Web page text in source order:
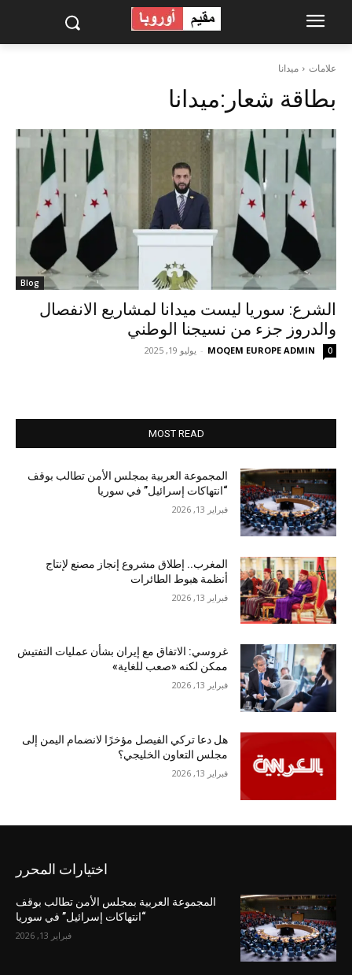
علامات ميدانا
بطاقة شعار:ميدانا
Blog
الشرع: سوريا ليست ميدانا لمشاريع الانفصال
والدروز جزء من نسيجنا الوطني
MOQEM EUROPE ADMIN
- يوليو 19, 2025 0
MOST READ
المجموعة العربية بمجلس الأمن تطالب بوقف
“انتهاكات إسرائيل” في سوريا
فبراير 13, 2026
المغرب.. إطلاق مشروع إنجاز مصنع لإنتاج
أنظمة هبوط الطائرات
فبراير 13, 2026
غروسي: الاتفاق مع إيران بشأن عمليات التفتيش
ممكن لكنه «صعب للغاية»
فبراير 13, 2026
هل دعا تركي الفيصل مؤخرًا لانضمام اليمن إلى
مجلس التعاون الخليجي؟
فبراير 13, 2026
اختيارات المحرر
المجموعة العربية بمجلس الأمن تطالب بوقف
“انتهاكات إسرائيل” في سوريا
فبراير 13, 2026